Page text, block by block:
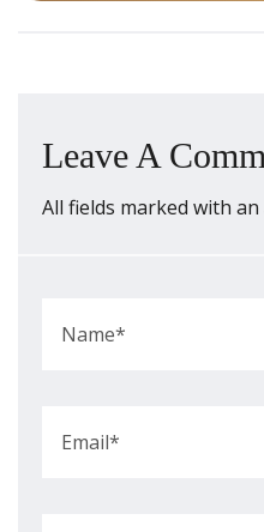
Leave A
All fields marked with